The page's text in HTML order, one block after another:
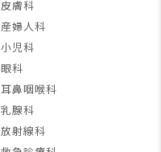
皮膚科
産婦人科
小児科
眼科
耳鼻咽喉科
乳腺科
放射線科